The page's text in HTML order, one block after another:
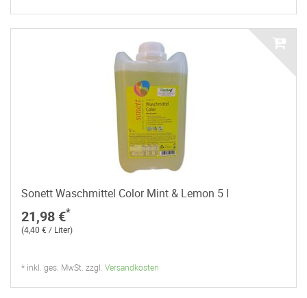
Sonett Waschmittel Color Mint & Lemon 5 l
21,98 €*
(4,40 € / Liter)
* inkl. ges. MwSt. zzgl. Versandkosten